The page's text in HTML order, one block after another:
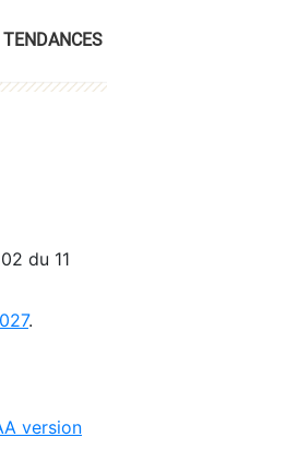
TENDANCES
du 11
.
version